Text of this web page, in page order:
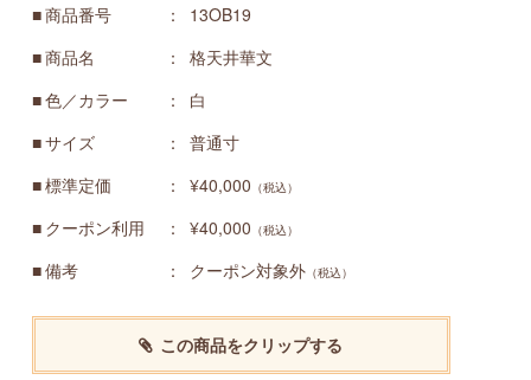
商品番号
13OB19
商品名
格天井華文
色／カラー
白
サイズ
普通寸
標準定価
¥40,000 （税込）
クーポン利用 ¥40,000 （税込）
備考 クーポン対象外 （税込）
この商品をクリップする